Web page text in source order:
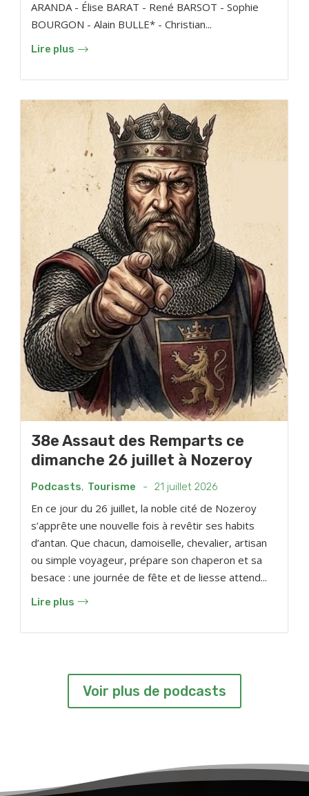
ARANDA - Élise BARAT - René BARSOT - Sophie
BOURGON - Alain BULLE* - Christian...
Lire plus
38e Assaut des Remparts ce
dimanche 26 juillet à Nozeroy
Podcasts, Tourisme - 21 juillet 2026
En ce jour du 26 juillet, la noble cité de Nozeroy
s’apprête une nouvelle fois à revêtir ses habits
d’antan. Que chacun, damoiselle, chevalier, artisan
ou simple voyageur, prépare son chaperon et sa
besace : une journée de fête et de liesse attend...
Lire plus
Voir plus de podcasts